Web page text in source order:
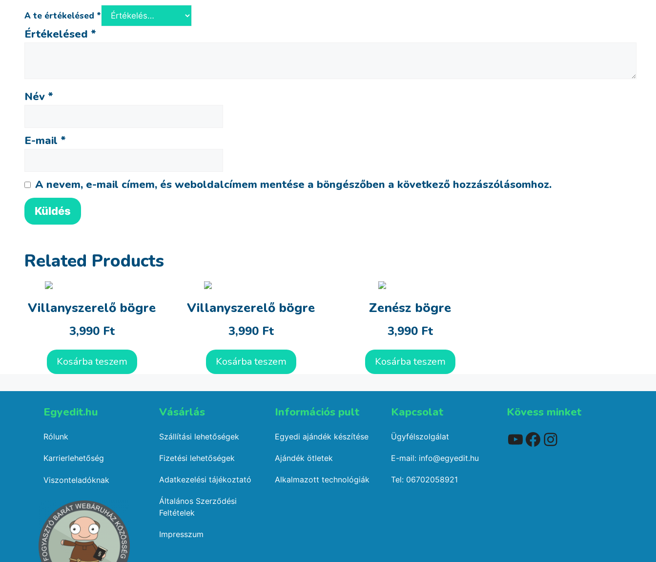
A te értékelésed *
Értékelésed *
Név *
E-mail *
A nevem, e-mail címem, és weboldalcímem mentése a böngészőben a következő hozzászólásomhoz.
Related Products
Villanyszerelő bögre
3,990 Ft
Kosárba teszem
Villanyszerelő bögre
3,990 Ft
Kosárba teszem
Zenész bögre
3,990 Ft
Kosárba teszem
Egyedit.hu
Rólunk
Karrierlehetőség
Viszonteladóknak
Vásárlás​
Szállítási lehetőségek
Fizetési lehetőségek
Adatkezelési tájékoztató
Általános Szerződési
Feltételek
Impresszum
Információs pult​
Egyedi ajándék készítése
Ajándék ötletek
Alkalmazott technológiák
Kapcsolat​
Ügyfélszolgálat
E-mail: info@egyedit.hu
Tel: 06702058921
Kövess minket
YouTube
Facebook
Instagram